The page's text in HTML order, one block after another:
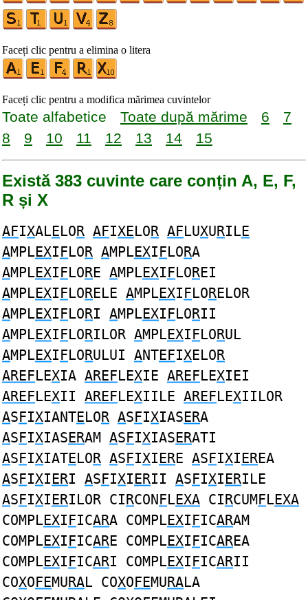
Faceți clic pentru a elimina o litera
Faceți clic pentru a modifica mărimea cuvintelor
Toate alfabetice Toate după mărime 6
7
8
9 10 11 12 13 14 15
Există 383 cuvinte care conțin A, E, F,
R și X
AFIXALELOR AFIXELOR AFLUXURILE
AMPLEXIFLOR AMPLEXIFLORA
AMPLEXIFLORE AMPLEXIFLOREI
AMPLEXIFLORELE AMPLEXIFLORELOR
AMPLEXIFLORI AMPLEXIFLORII
AMPLEXIFLORILOR AMPLEXIFLORUL
AMPLEXIFLORULUI ANTEFIXELOR
AREFLEXIA AREFLEXIE AREFLEXIEI
AREFLEXII AREFLEXIILE AREFLEXIILOR
ASFIXIANTELOR ASFIXIASERA
ASFIXIASERAM ASFIXIASERATI
ASFIXIATELOR ASFIXIERE ASFIXIEREA
ASFIXIERI ASFIXIERII ASFIXIERILE
ASFIXIERILOR CIRCONFLEXA CIRCUMFLEXA
COMPLEXIFICARA COMPLEXIFICARAM
COMPLEXIFICARE COMPLEXIFICAREA
COMPLEXIFICARI COMPLEXIFICARII
COXOFEMURAL COXOFEMURALA